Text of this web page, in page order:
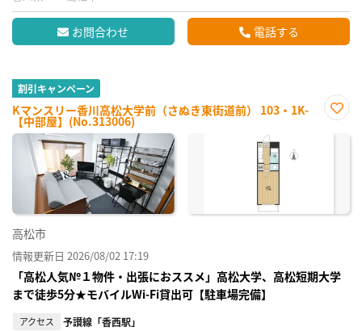
お問合わせ 電話する
割引キャンペーン
Kマンスリー香川高松大学前（さぬき東街道前） 103・1K-
【中部屋】(No.313006)
に入
高松市
情報更新日 2026/08/02 17:19
「高松人気№１物件・出張におススメ」高松大学、高松短期大学
まで徒歩5分★モバイルWi-Fi貸出可【駐車場完備】
アクセス 予讃線「香西駅」